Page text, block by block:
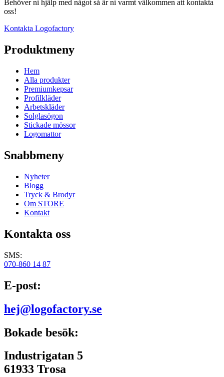
Behöver ni hjälp med något så är ni varmt välkommen att kontakta
oss!
Kontakta Logofactory
Produktmeny
Hem
Alla produkter
Premiumkepsar
Profilkläder
Arbetskläder
Solglasögon
Stickade mössor
Logomattor
Snabbmeny
Nyheter
Blogg
Tryck & Brodyr
Om STORE
Kontakt
Kontakta oss
SMS:
070-860 14 87
E-post:
hej@logofactory.se
Bokade besök:
Industrigatan 5
61933 Trosa